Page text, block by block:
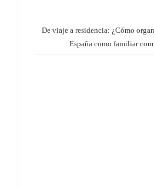
De viaje a residencia: ¿Cómo
España como familiar